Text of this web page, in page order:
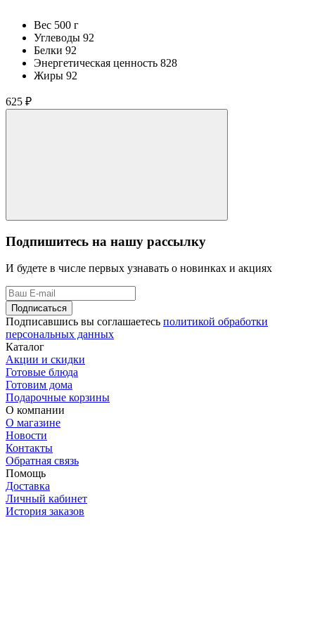
Вес 500 г
Углеводы 92
Белки 92
Энергетическая ценность 828
Жиры 92
625 ₽
Подпишитесь на нашу рассылку
И будете в числе первых узнавать о новинках и акциях
Подписаться
Подписавшись вы соглашаетесь политикой обработки
персональных данных
Каталог
Акции и скидки
Готовые блюда
Готовим дома
Подарочные корзины
О компании
О магазине
Новости
Контакты
Обратная связь
Помощь
Доставка
Личный кабинет
История заказов